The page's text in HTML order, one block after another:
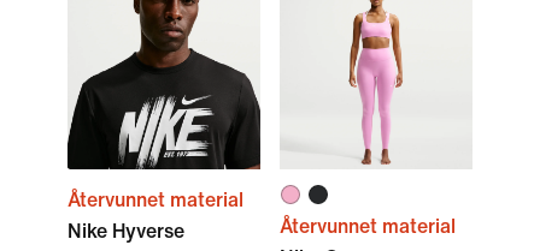
Återvunnet material
Nike Hyverse
Återvunnet material